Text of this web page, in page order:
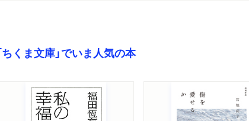
ちくま文庫」でいま人気の本